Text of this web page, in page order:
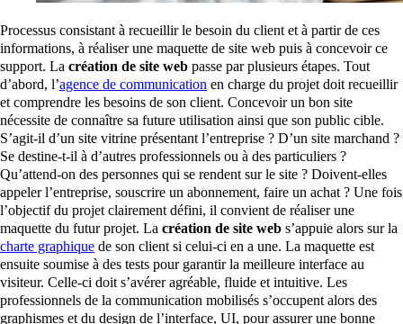
Processus consistant à recueillir le besoin du client et à partir de ces
informations, à réaliser une maquette de site web puis à concevoir ce
support. La création de site web passe par plusieurs étapes. Tout
d’abord, l’agence de communication en charge du projet doit recueillir
et comprendre les besoins de son client. Concevoir un bon site
nécessite de connaître sa future utilisation ainsi que son public cible.
S’agit-il d’un site vitrine présentant l’entreprise ? D’un site marchand ?
Se destine-t-il à d’autres professionnels ou à des particuliers ?
Qu’attend-on des personnes qui se rendent sur le site ? Doivent-elles
appeler l’entreprise, souscrire un abonnement, faire un achat ? Une fois
l’objectif du projet clairement défini, il convient de réaliser une
maquette du futur projet. La création de site web s’appuie alors sur la
charte graphique de son client si celui-ci en a une. La maquette est
ensuite soumise à des tests pour garantir la meilleure interface au
visiteur. Celle-ci doit s’avérer agréable, fluide et intuitive. Les
professionnels de la communication mobilisés s’occupent alors des
graphismes et du design de l’interface, UI, pour assurer une bonne